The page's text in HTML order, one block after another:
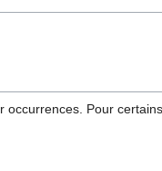
Pour